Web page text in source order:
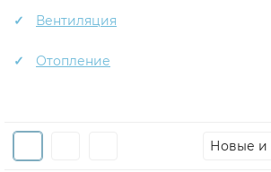
Вентиляция
Отопление
Новые и